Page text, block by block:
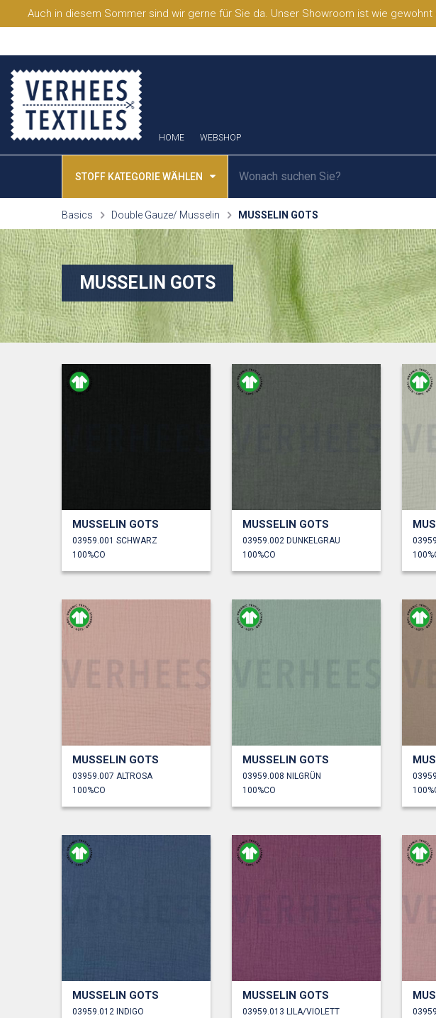
Auch in diesem Sommer sind wir gerne für Sie da. Unser Showroom ist wie
HOME WEBSHOP
STOFF KATEGORIE WÄHLEN
Basics Double Gauze/ Musselin MUSSELIN GOTS
MUSSELIN GOTS
MUSSELIN GOTS
03959.001 SCHWARZ
100%CO
MUSSELIN GOTS
03959.002 DUNKELGRAU
100%CO
MUSSELIN GOTS
03959.007 ALTROSA
100%CO
MUSSELIN GOTS
03959.008 NILGRÜN
100%CO
MUSSELIN GOTS
03959.012 INDIGO
MUSSELIN GOTS
03959.013 LILA/VIOLETT